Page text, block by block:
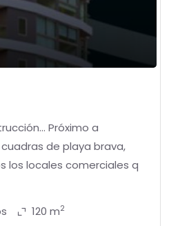
Próximo a
de playa brava,
los locales comerciales q
120 m2